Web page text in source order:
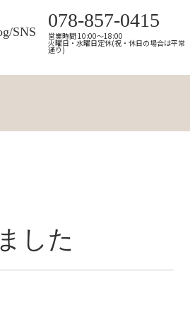
SNS
078-857-0415
営業時間 10:00～18:00
火曜日・水曜日定休(祝・休日の場合は平常
通り)
した